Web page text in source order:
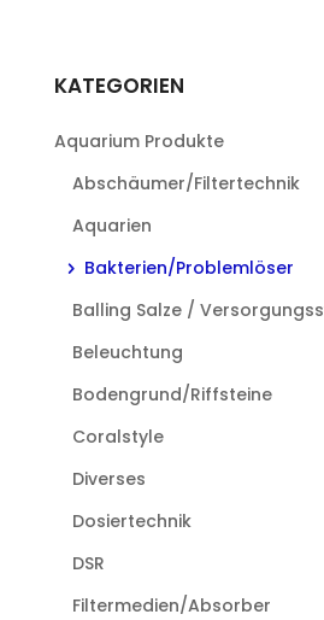
auf.
Optionen
können
der
Produktseite
werden
KATEGORIEN
Aquarium Produkte
Abschäumer/Filtertechnik
Aquarien
Bakterien/Problemlöser
Balling Salze /
Beleuchtung
Bodengrund/Riffsteine
Coralstyle
Diverses
Dosiertechnik
DSR
Filtermedien/Absorber